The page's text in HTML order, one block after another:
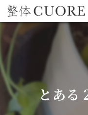
とある